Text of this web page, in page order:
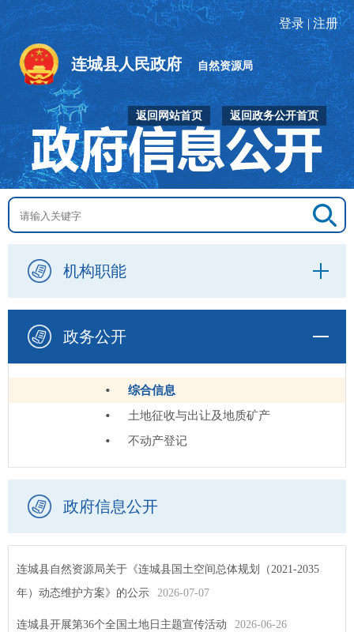
登录|注册
连城县人民政府 自然资源局
返回政务公开首页
返回网站首页
机构职能
政务公开
综合信息
土地征收与出让及地质矿产
不动产登记
政府信息公开
连城县自然资源局关于《连城县国土空间总体规划（2021-2035
年）动态维护方案》的公示
2026-07-07
连城县开展第36个全国土地日主题宣传活动 2026-06-26